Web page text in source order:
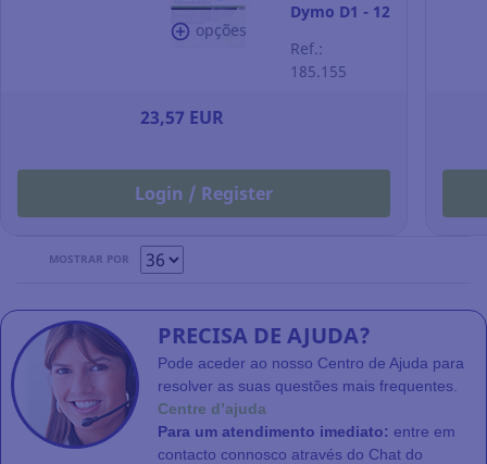
opções
Dymo D1 - 12
poliéster -
texto
Ref.:
185.155
23,57 EUR
Login / Register
MOSTRAR POR
PRECISA DE AJUDA?
Pode aceder ao nosso Centro de Ajuda para
resolver as suas questões mais frequentes.
Centre d’ajuda
Para um atendimento imediato: entre em
contacto connosco através do Chat do